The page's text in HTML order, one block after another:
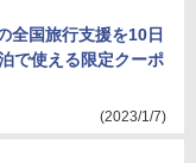
全国旅行支援を10日
で使える限定クーポ
(2023/1/7)